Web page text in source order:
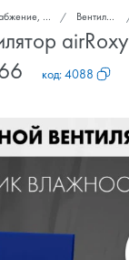
вентиляция Вентиляторы вытяжные
airRoxy
код:4088